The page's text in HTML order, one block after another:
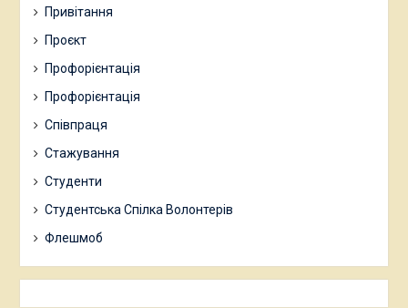
Привітання
Проєкт
Профорієнтація
Профорієнтація
Співпраця
Стажування
Студенти
Студентська Спілка Волонтерів
Флешмоб